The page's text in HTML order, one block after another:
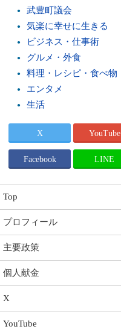
武豊町議会
気楽に幸せに生きる
ビジネス・仕事術
グルメ・外食
料理・レシピ・食べ物
エンタメ
生活
X YouTube
Facebook LINE
Top
プロフィール
主要政策
個人献金
X
YouTube